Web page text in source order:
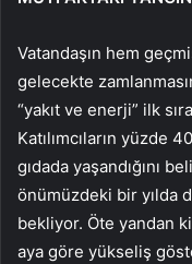
Vatandaşın hem
gelecekte
“yakıt ve enerji” ilk
Katılımcıların yüzde
gıdada yaşandığını
önümüzdeki bir yılda
bekliyor. Öte yandan
aya göre yükseliş